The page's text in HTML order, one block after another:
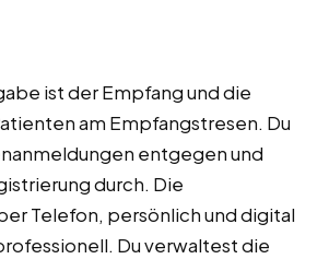
ist der Empfang und die
am Empfangstresen. Du
entgegen und
durch. Die
Telefon, persönlich und digital
Du verwaltest die